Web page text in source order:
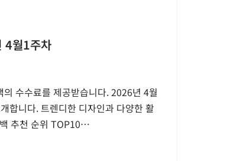
4월1주차
수수료를 제공받습니다. 2026년 4월
합니다. 트렌디한 디자인과 다양한 활
추천 순위 TOP10…